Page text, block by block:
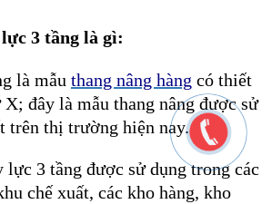
3 tầng là gì:
là mẫu thang nâng hàng có thiết
đây là mẫu thang nâng được sử
trên thị trường hiện nay.
lực 3 tầng được sử dụng trong các
chế xuất, các kho hàng, kho